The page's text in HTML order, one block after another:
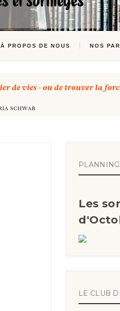
À PROPOS DE NOUS NOS
Les
LE CLUB